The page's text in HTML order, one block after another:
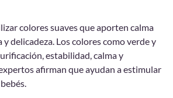
colores suaves que aporten calma
delicadeza. Los colores como verde y
estabilidad, calma y
afirman que ayudan a estimular